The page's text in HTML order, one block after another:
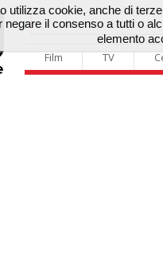
Film TV
utilizza cookie, anche di
negare il consenso a tutti o
elemento